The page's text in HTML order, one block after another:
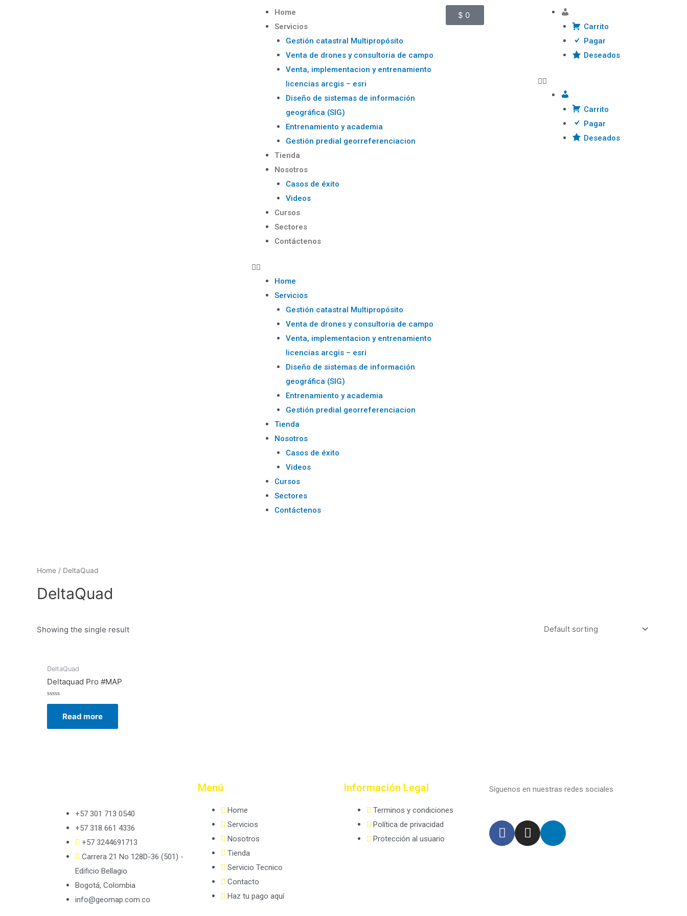
Home
Servicios
Gestión catastral Multipropósito
Venta de drones y consultoria de campo
Venta, implementacion y entrenamiento
licencias arcgis – esri
Diseño de sistemas de información
geográfica (SIG)
Entrenamiento y academia
Gestión predial georreferenciacion
Tienda
Nosotros
Casos de éxito
Videos
Cursos
Sectores
Contáctenos
Home
Servicios
Gestión catastral Multipropósito
Venta de drones y consultoria de campo
Venta, implementacion y entrenamiento
licencias arcgis – esri
Diseño de sistemas de información
geográfica (SIG)
Entrenamiento y academia
Gestión predial georreferenciacion
Tienda
Nosotros
Casos de éxito
Videos
Cursos
Sectores
Contáctenos
$ 0
Carrito
Pagar
Deseados
Carrito
Pagar
Deseados
Home / DeltaQuad
DeltaQuad
Showing the single result
DeltaQuad
Deltaquad Pro #MAP
Rated
5
Read more
+57 301 713 0540
+57 318 661 4336
+57 3244691713
Carrera 21 No 128D-36 (501) -
Edificio Bellagio
Bogotá, Colombia
info@geomap.com.co
Menú
Home
Servicios
Nosotros
Tienda
Servicio Tecnico
Contacto
Haz tu pago aquí
Información Legal
Terminos y condiciones
Política de privacidad
Protección al usuario
Síguenos en nuestras redes sociales